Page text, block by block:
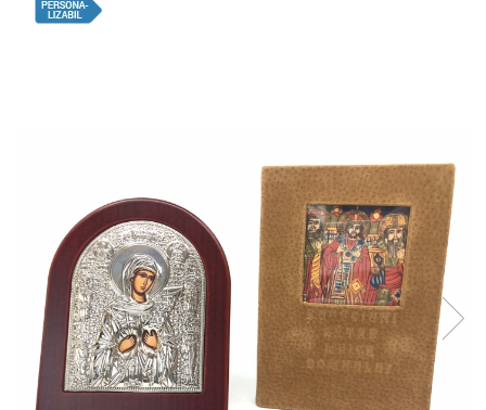
Tiare
Cele mai noi
Cele mai vandute
Cele mai votate
Cu video
Pret
0 Lei - 100 Lei
100 Lei - 200 Lei